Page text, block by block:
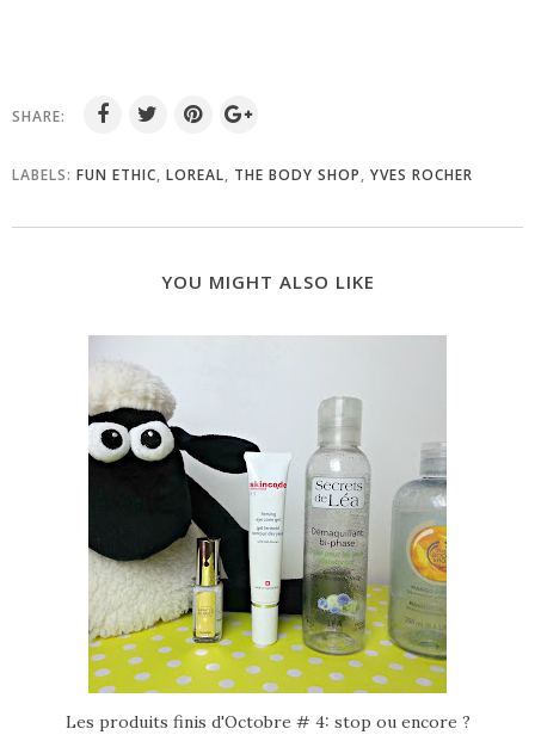
SHARE:
LABELS: FUN ETHIC, LOREAL, THE BODY SHOP, YVES ROCHER
YOU MIGHT ALSO LIKE
Les produits finis d'Octobre # 4: stop ou encore ?